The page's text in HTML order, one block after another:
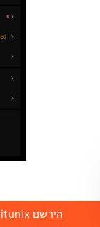
הירשם Bitunix קבל 10,000$ בחינם לחשבון DEMO